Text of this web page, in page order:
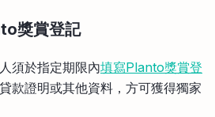
獎賞登記
須於指定期限內填寫Planto獎賞登
款證明或其他資料，方可獲得獨家